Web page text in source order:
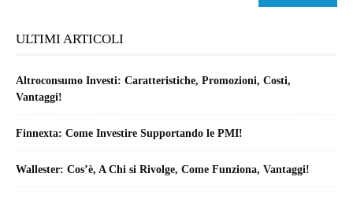
ULTIMI ARTICOLI
Altroconsumo Investi: Caratteristiche, Promozioni, Costi,
Vantaggi!
Finnexta: Come Investire Supportando le PMI!
Wallester: Cos’è, A Chi si Rivolge, Come Funziona, Vantaggi!